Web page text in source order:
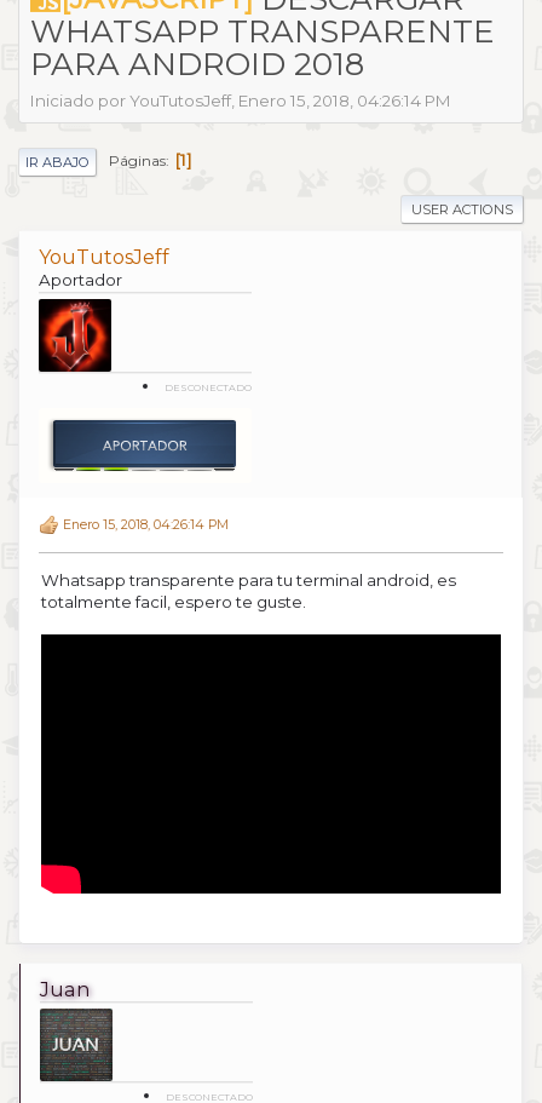
WHATSAPP TRANSPARENTE
PARA ANDROID 2018
Iniciado por YouTutosJeff, Enero 15, 2018, 04:26:14 PM
IR ABAJO Páginas 1
USER ACTIONS
YouTutosJeff
Aportador
DESCONECTADO
Enero 15, 2018, 04:26:14 PM
Whatsapp transparente para tu terminal android, es
totalmente facil, espero te guste.
Juan
DESCONECTADO